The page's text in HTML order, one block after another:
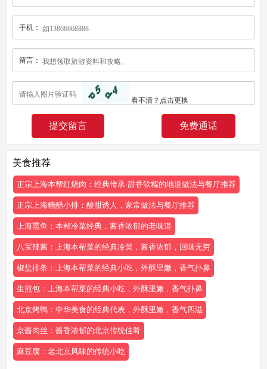
手机：
留言：
看不清？ 点击更换
免费通话
美食推荐
正宗上海本帮红烧肉：经典传承·甜香软糯的地道做法与餐厅推荐
正宗上海糖醋小排：酸甜诱人，家常做法与餐厅推荐
上海熏鱼：本帮冷菜经典，酱香浓郁的老味道
八宝辣酱：上海本帮菜的经典冷菜，酱香浓郁，回味无穷
椒盐排条：上海本帮菜的经典小吃，外酥里嫩，香气扑鼻
生煎包：上海本帮菜的经典小吃，外酥里嫩，香气扑鼻
北京烤鸭：中华美食的经典代表，外酥里嫩，香气四溢
京酱肉丝：酱香浓郁的北京传统佳肴
麻豆腐：老北京风味的传统小吃